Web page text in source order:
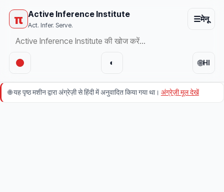
π Active Inference Institute
Act. Infer. Serve.
☰मेनू
🌐HI
◐
🌐यह पृष्ठ मशीन द्वारा अंग्रेज़ी से हिंदी में अनुवादित किया गया था। अंग्रेज़ी मूल देखें